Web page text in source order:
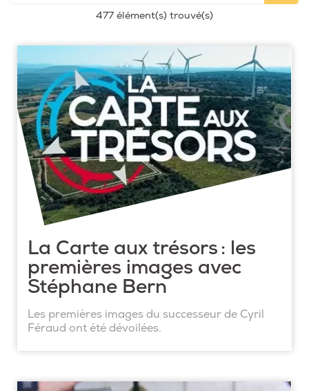
477 élément(s) trouvé(s)
La Carte aux trésors : les
premières images avec
Stéphane Bern
Les premières images du successeur de Cyril
Féraud ont été dévoilées.